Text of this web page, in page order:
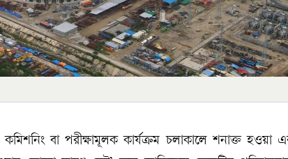
বা পরীক্ষামূলক কার্যক্রম চলাকালে শনাক্ত হওয়া